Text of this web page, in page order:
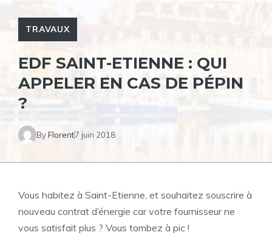
TRAVAUX
EDF SAINT-ETIENNE : QUI
APPELER EN CAS DE PÉPIN
?
ByFlorent7 juin 2018
Vous habitez à Saint-Etienne, et souhaitez souscrire à
nouveau contrat d’énergie car votre fournisseur ne
vous satisfait plus ? Vous tombez à pic !